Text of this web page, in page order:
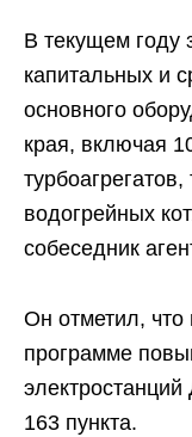
В текущем году
капитальных и
основного
края, включая
водогрейных
собеседник
Он отметил, что
программе
163 пункта.